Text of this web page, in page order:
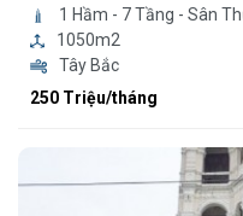
1 Hầm - 7 Tầng - Sân
1050m2
Tây Bắc
250 Triệu/tháng